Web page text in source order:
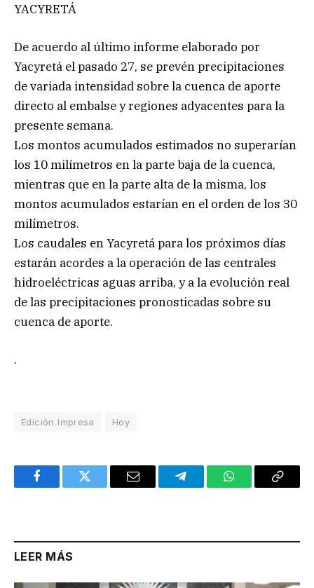
YACYRETÁ
De acuerdo al último informe elaborado por
Yacyretá el pasado 27, se prevén precipitaciones
de variada intensidad sobre la cuenca de aporte
directo al embalse y regiones adyacentes para la
presente semana.
Los montos acumulados estimados no superarían
los 10 milímetros en la parte baja de la cuenca,
mientras que en la parte alta de la misma, los
montos acumulados estarían en el orden de los 30
milímetros.
Los caudales en Yacyretá para los próximos días
estarán acordes a la operación de las centrales
hidroeléctricas aguas arriba, y a la evolución real
de las precipitaciones pronosticadas sobre su
cuenca de aporte.
.
Edición Impresa Hoy
FacebookTwitter Email TelegramWhatsAppCopy
LEER MÁS